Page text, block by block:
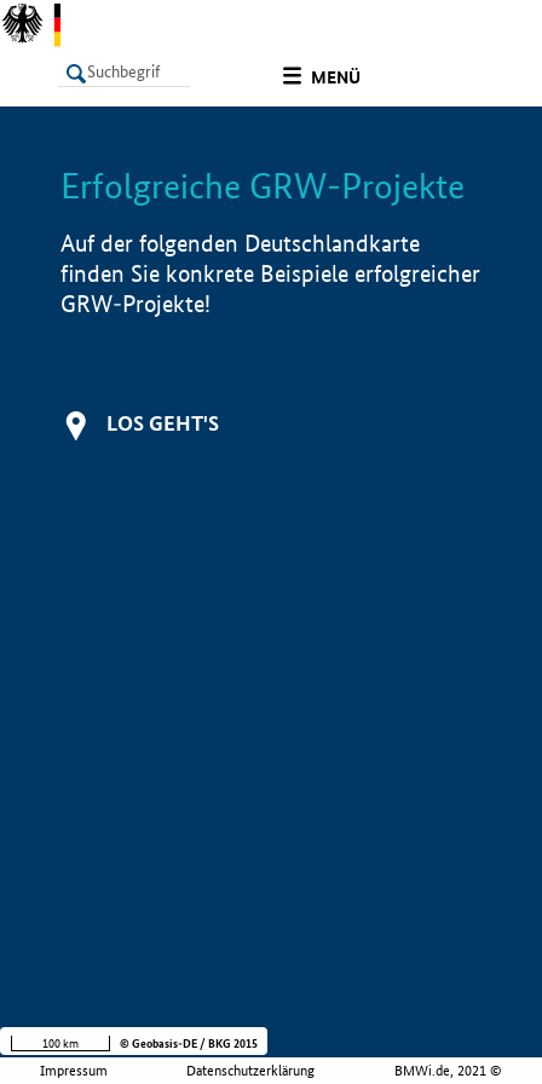
MENÜ
LISTE Info
Erfolgreiche GRW-Projekte
Auf der folgenden Deutschlandkarte
finden Sie konkrete Beispiele erfolgreicher
GRW-Projekte!
LOS GEHT'S
Impressum Datenschutzerklärung BMWi.de, 2021 ©
100 km © Geobasis-DE / BKG 2015